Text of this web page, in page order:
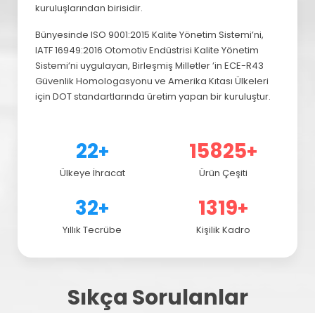
kuruluşlarından birisidir.
Bünyesinde ISO 9001:2015 Kalite Yönetim Sistemi’ni,
IATF 16949:2016 Otomotiv Endüstrisi Kalite Yönetim
Sistemi’ni uygulayan, Birleşmiş Milletler ’in ECE-R43
Güvenlik Homologasyonu ve Amerika Kıtası Ülkeleri
için DOT standartlarında üretim yapan bir kuruluştur.
28+
Ülkeye İhracat
20358+
Ürün Çeşiti
41+
Yıllık Tecrübe
1697+
Kişilik Kadro
Sıkça Sorulanlar